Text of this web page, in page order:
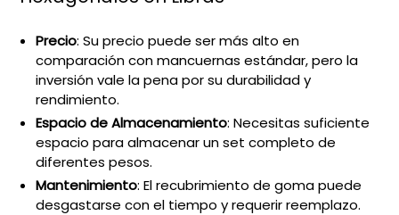
Precio: Su precio puede ser más alto en
comparación con mancuernas estándar, pero la
inversión vale la pena por su durabilidad y
rendimiento.
Espacio de Almacenamiento: Necesitas suficiente
espacio para almacenar un set completo de
diferentes pesos.
Mantenimiento: El recubrimiento de goma puede
desgastarse con el tiempo y requerir reemplazo.